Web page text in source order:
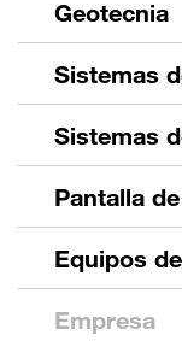
Geotecnia
Sistemas
Sistemas
Pantalla
Equipos
Empresa